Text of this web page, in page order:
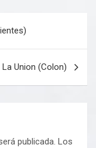
La Union (Colon)
publicada. Los